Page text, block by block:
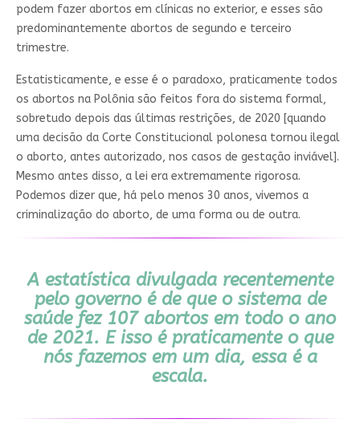
podem fazer abortos em clínicas no exterior, e esses são
predominantemente abortos de segundo e terceiro
trimestre.
Estatisticamente, e esse é o paradoxo, praticamente todos
os abortos na Polônia são feitos fora do sistema formal,
sobretudo depois das últimas restrições, de 2020 [quando
uma decisão da Corte Constitucional polonesa tornou ilegal
o aborto, antes autorizado, nos casos de gestação inviável].
Mesmo antes disso, a lei era extremamente rigorosa.
Podemos dizer que, há pelo menos 30 anos, vivemos a
criminalização do aborto, de uma forma ou de outra.
A estatística divulgada recentemente
pelo governo é de que o sistema de
saúde fez 107 abortos em todo o ano
de 2021. E isso é praticamente o que
nós fazemos em um dia, essa é a
escala.